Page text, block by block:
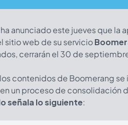
ha anunciado este jueves que la
sitio web de su servicio
cerrarán el 30 de
contenidos de Boomerang se
un proceso de consolidación
señala lo siguiente: